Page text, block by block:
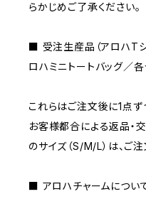
らかじめご了承ください。
■ 受注生産品（アロハT
ロハミニトートバッグ／各
これらはご注文後に1点
お客様都合による返品・
のサイズ（S/M/L）は、ご
■ アロハチャームについ